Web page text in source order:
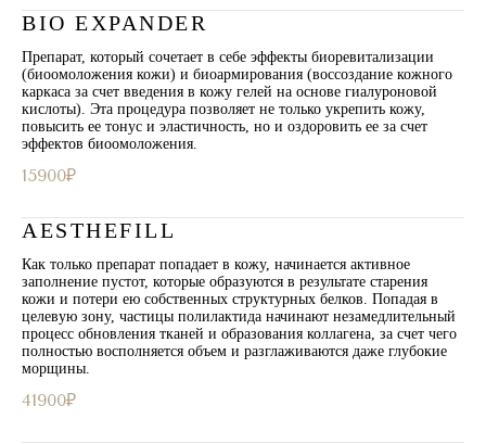
BIO EXPANDER
Препарат, который сочетает в себе эффекты биоревитализации
(биоомоложения кожи) и биоармирования (воссоздание кожного
каркаса за счет введения в кожу гелей на основе гиалуроновой
кислоты). Эта процедура позволяет не только укрепить кожу,
повысить ее тонус и эластичность, но и оздоровить ее за счет
эффектов биоомоложения.
15900₽
AESTHEFILL
Как только препарат попадает в кожу, начинается активное
заполнение пустот, которые образуются в результате старения
кожи и потери ею собственных структурных белков. Попадая в
целевую зону, частицы полилактида начинают незамедлительный
процесс обновления тканей и образования коллагена, за счет чего
полностью восполняется объем и разглаживаются даже глубокие
морщины.
41900₽